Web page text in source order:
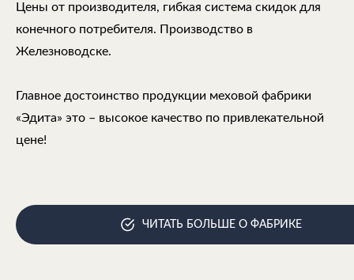
Цены от производителя, гибкая система скидок для
конечного потребителя. Производство в
Железноводске.
Главное достоинство продукции меховой фабрики
«Эдита» это – высокое качество по привлекательной
цене!
ЧИТАТЬ БОЛЬШЕ О ФАБРИКЕ